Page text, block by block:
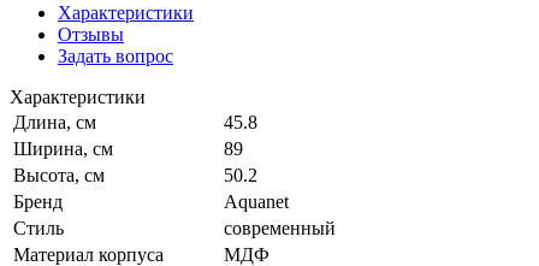
Характеристики
Отзывы
Задать вопрос
Характеристики
Длина, см
45.8
Ширина, см
89
Высота, см
50.2
Бренд
Aquanet
Стиль
современный
Материал корпуса
МДФ